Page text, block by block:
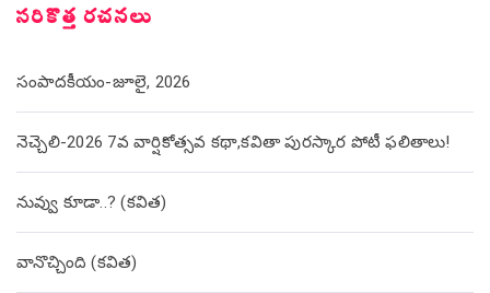
సరికొత్త రచనలు
సంపాదకీయం-జూలై, 2026
నెచ్చెలి-2026 7వ వార్షికోత్సవ కథా,కవితా పురస్కార పోటీ ఫలితాలు!
నువ్వు కూడా..? (కవిత)
వానొచ్చింది (కవిత)